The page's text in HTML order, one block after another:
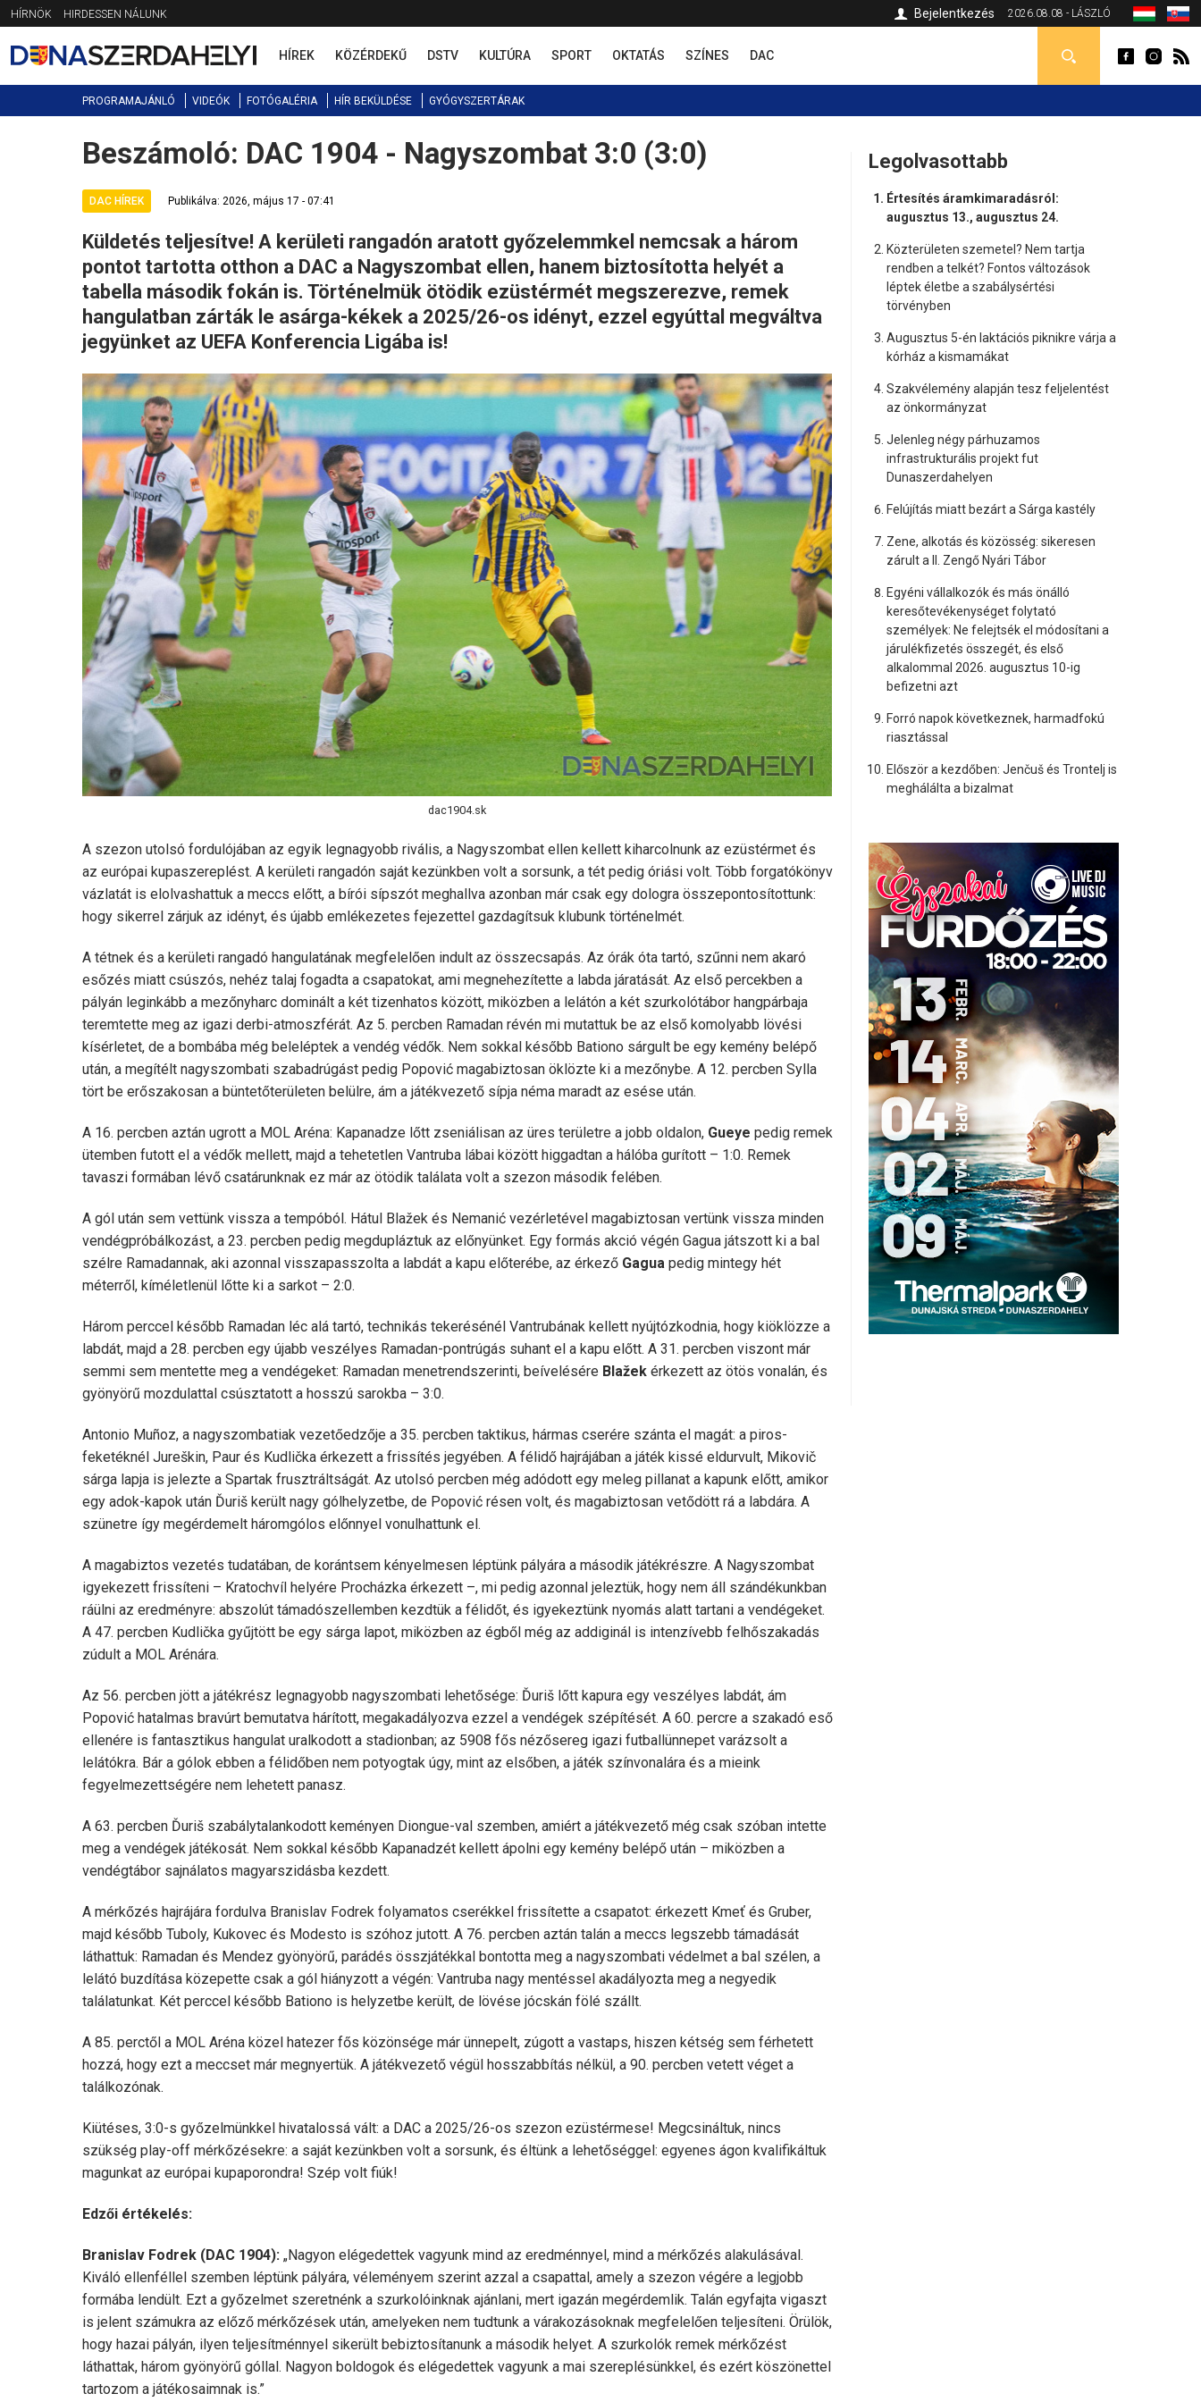
Jump
to
navigation
HÍRNÖK HIRDESSEN NÁLUNK 2026.08.08 - LÁSZLÓ
Bejelentkezés
HÍREK KÖZÉRDEKŰ DSTV KULTÚRA SPORT OKTATÁS SZÍNES DAC
PROGRAMAJÁNLÓ VIDEÓK FOTÓGALÉRIA HÍR BEKÜLDÉSE GYÓGYSZERTÁRAK
Back
to
Beszámoló: DAC 1904 - Nagyszombat 3:0 (3:0)
DAC HÍREK Publikálva: 2026, május 17 - 07:41
Küldetés teljesítve! A kerületi rangadón aratott győzelemmkel nemcsak a három
pontot tartotta otthon a DAC a Nagyszombat ellen, hanem biztosította helyét a
tabella második fokán is. Történelmük ötödik ezüstérmét megszerezve, remek
hangulatban zárták le asárga-kékek a 2025/26-os idényt, ezzel egyúttal megváltva
jegyünket az UEFA Konferencia Ligába is!
dac1904.sk
A szezon utolsó fordulójában az egyik legnagyobb rivális, a Nagyszombat ellen kellett kiharcolnunk az ezüstérmet és
az európai kupaszereplést. A kerületi rangadón saját kezünkben volt a sorsunk, a tét pedig óriási volt. Több forgatókönyv
vázlatát is elolvashattuk a meccs előtt, a bírói sípszót meghallva azonban már csak egy dologra összepontosítottunk:
hogy sikerrel zárjuk az idényt, és újabb emlékezetes fejezettel gazdagítsuk klubunk történelmét.
A tétnek és a kerületi rangadó hangulatának megfelelően indult az összecsapás. Az órák óta tartó, szűnni nem akaró
esőzés miatt csúszós, nehéz talaj fogadta a csapatokat, ami megnehezítette a labda járatását. Az első percekben a
pályán leginkább a mezőnyharc dominált a két tizenhatos között, miközben a lelátón a két szurkolótábor hangpárbaja
teremtette meg az igazi derbi-atmoszférát. Az 5. percben Ramadan révén mi mutattuk be az első komolyabb lövési
kísérletet, de a bombába még beleléptek a vendég védők. Nem sokkal később Bationo sárgult be egy kemény belépő
után, a megítélt nagyszombati szabadrúgást pedig Popović magabiztosan öklözte ki a mezőnybe. A 12. percben Sylla
tört be erőszakosan a büntetőterületen belülre, ám a játékvezető sípja néma maradt az esése után.
A 16. percben aztán ugrott a MOL Aréna: Kapanadze lőtt zseniálisan az üres területre a jobb oldalon, Gueye pedig remek
ütemben futott el a védők mellett, majd a tehetetlen Vantruba lábai között higgadtan a hálóba gurított – 1:0. Remek
tavaszi formában lévő csatárunknak ez már az ötödik találata volt a szezon második felében.
A gól után sem vettünk vissza a tempóból. Hátul Blažek és Nemanić vezérletével magabiztosan vertünk vissza minden
vendégpróbálkozást, a 23. percben pedig megdupláztuk az előnyünket. Egy formás akció végén Gagua játszott ki a bal
szélre Ramadannak, aki azonnal visszapasszolta a labdát a kapu előterébe, az érkező Gaguapedig mintegy hét
méterről, kíméletlenül lőtte ki a sarkot – 2:0.
Három perccel később Ramadan léc alá tartó, technikás tekerésénél Vantrubának kellett nyújtózkodnia, hogy kiöklözze a
labdát, majd a 28. percben egy újabb veszélyes Ramadan-pontrúgás suhant el a kapu előtt. A 31. percben viszont már
semmi sem mentette meg a vendégeket: Ramadan menetrendszerinti, beívelésére Blažekérkezett az ötös vonalán, és
gyönyörű mozdulattal csúsztatott a hosszú sarokba – 3:0.
Antonio Muñoz, a nagyszombatiak vezetőedzője a 35. percben taktikus, hármas cserére szánta el magát: a piros-
feketéknél Jureškin, Paur és Kudlička érkezett a frissítés jegyében. A félidő hajrájában a játék kissé eldurvult, Mikovič
sárga lapja is jelezte a Spartak frusztráltságát. Az utolsó percben még adódott egy meleg pillanat a kapunk előtt, amikor
egy adok-kapok után Ďuriš került nagy gólhelyzetbe, de Popović résen volt, és magabiztosan vetődött rá a labdára. A
szünetre így megérdemelt háromgólos előnnyel vonulhattunk el.
A magabiztos vezetés tudatában, de korántsem kényelmesen léptünk pályára a második játékrészre. A Nagyszombat
igyekezett frissíteni – Kratochvíl helyére Procházka érkezett –, mi pedig azonnal jeleztük, hogy nem áll szándékunkban
ráülni az eredményre: abszolút támadószellemben kezdtük a félidőt, és igyekeztünk nyomás alatt tartani a vendégeket.
A 47. percben Kudlička gyűjtött be egy sárga lapot, miközben az égből még az addiginál is intenzívebb felhőszakadás
zúdult a MOL Arénára.
Az 56. percben jött a játékrész legnagyobb nagyszombati lehetősége: Ďuriš lőtt kapura egy veszélyes labdát, ám
Popović hatalmas bravúrt bemutatva hárított, megakadályozva ezzel a vendégek szépítését. A 60. percre a szakadó eső
ellenére is fantasztikus hangulat uralkodott a stadionban; az 5908 fős nézősereg igazi futballünnepet varázsolt a
lelátókra. Bár a gólok ebben a félidőben nem potyogtak úgy, mint az elsőben, a játék színvonalára és a mieink
fegyelmezettségére nem lehetett panasz.
A 63. percben Ďuriš szabálytalankodott keményen Diongue-val szemben, amiért a játékvezető még csak szóban intette
meg a vendégek játékosát. Nem sokkal később Kapanadzét kellett ápolni egy kemény belépő után – miközben a
vendégtábor sajnálatos magyarszidásba kezdett.
A mérkőzés hajrájára fordulva Branislav Fodrek folyamatos cserékkel frissítette a csapatot: érkezett Kmeť és Gruber,
majd később Tuboly, Kukovec és Modesto is szóhoz jutott. A 76. percben aztán talán a meccs legszebb támadását
láthattuk: Ramadan és Mendez gyönyörű, parádés összjátékkal bontotta meg a nagyszombati védelmet a bal szélen, a
lelátó buzdítása közepette csak a gól hiányzott a végén: Vantruba nagy mentéssel akadályozta meg a negyedik
találatunkat. Két perccel később Bationo is helyzetbe került, de lövése jócskán fölé szállt.
A 85. perctől a MOL Aréna közel hatezer fős közönsége már ünnepelt, zúgott a vastaps, hiszen kétség sem férhetett
hozzá, hogy ezt a meccset már megnyertük. A játékvezető végül hosszabbítás nélkül, a 90. percben vetett véget a
találkozónak.
Kiütéses, 3:0-s győzelmünkkel hivatalossá vált: a DAC a 2025/26-os szezon ezüstérmese! Megcsináltuk, nincs
szükség play-off mérkőzésekre: a saját kezünkben volt a sorsunk, és éltünk a lehetőséggel: egyenes ágon kvalifikáltuk
magunkat az európai kupaporondra! Szép volt fiúk!
Edzői értékelés:
Branislav Fodrek (DAC 1904): „Nagyon elégedettek vagyunk mind az eredménnyel, mind a mérkőzés alakulásával.
Kiváló ellenféllel szemben léptünk pályára, véleményem szerint azzal a csapattal, amely a szezon végére a legjobb
formába lendült. Ezt a győzelmet szeretnénk a szurkolóinknak ajánlani, mert igazán megérdemlik. Talán egyfajta vigaszt
is jelent számukra az előző mérkőzések után, amelyeken nem tudtunk a várakozásoknak megfelelően teljesíteni. Örülök,
hogy hazai pályán, ilyen teljesítménnyel sikerült bebiztosítanunk a második helyet. A szurkolók remek mérkőzést
láthattak, három gyönyörű góllal. Nagyon boldogok és elégedettek vagyunk a mai szereplésünkkel, és ezért köszönettel
tartozom a játékosaimnak is.”
Legolvasottabb
Értesítés áramkimaradásról:
augusztus 13., augusztus 24.
Közterületen szemetel? Nem tartja
rendben a telkét? Fontos változások
léptek életbe a szabálysértési
törvényben
Augusztus 5-én laktációs piknikre várja a
kórház a kismamákat
Szakvélemény alapján tesz feljelentést
az önkormányzat
Jelenleg négy párhuzamos
infrastrukturális projekt fut
Dunaszerdahelyen
Felújítás miatt bezárt a Sárga kastély
Zene, alkotás és közösség: sikeresen
zárult a II. Zengő Nyári Tábor
Egyéni vállalkozók és más önálló
keresőtevékenységet folytató
személyek: Ne felejtsék el módosítani a
járulékfizetés összegét, és első
alkalommal 2026. augusztus 10-ig
befizetni azt
Forró napok következnek, harmadfokú
riasztással
Először a kezdőben: Jenčuš és Trontelj is
meghálálta a bizalmat